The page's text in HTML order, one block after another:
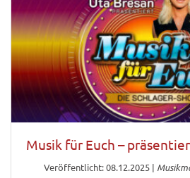
Musik für Euch –
Veröffentlicht: 08.12.2025|